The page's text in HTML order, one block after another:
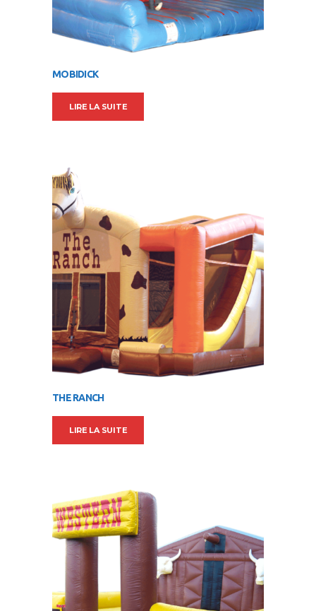
MOBIDICK
LIRE LA SUITE
THE RANCH
LIRE LA SUITE